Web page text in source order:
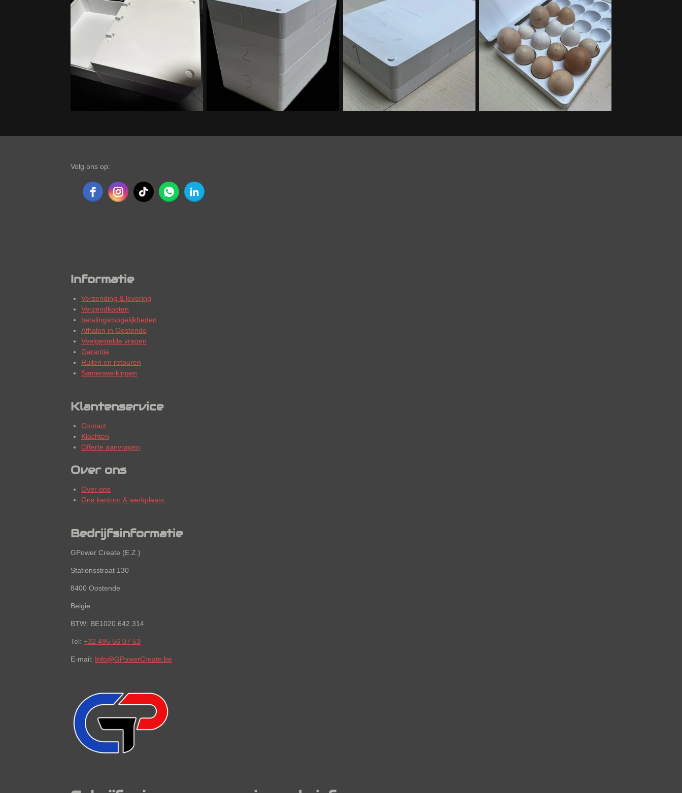
Volg ons op:
Informatie
Verzending & levering
Verzendkosten
betalingsmogelijkheden
Afhalen in Oostende
Veelgestelde vragen
Garantie
Ruilen en retouren
Samenwerkingen
Klantenservice
Contact
Klachten
Offerte aanvragen
Over ons
Over ons
Ons kantoor & werkplaats
Bedrijfsinformatie
GPower Create (E.Z.)
Stationsstraat 130
8400 Oostende
Belgie
BTW: BE1020.642.314
Tel: +32 495 56 07 53
E-mail: Info@GPowerCreate.be